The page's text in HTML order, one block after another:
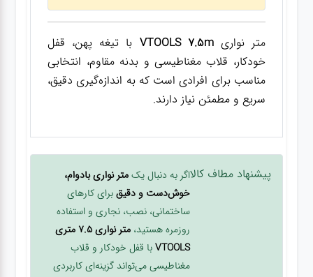
متر نواریVTOOLS 7.5m با تیغه پهن، قفل
خودکار، قلاب مغناطیسی و بدنه مقاوم، انتخابی
مناسب برای افرادی است که به اندازه‌گیری دقیق،
سریع و مطمئن نیاز دارند.
پیشنهاد مطاف کالااگر به دنبال یکمتر نواری بادوام،
خوش‌دست و دقیقبرای کارهای
ساختمانی، نصب، نجاری و استفاده
روزمره هستید،
متر نواری 7.5 متری
VTOOLSبا قفل خودکار و قلاب
مغناطیسی می‌تواند گزینه‌ای کاربردی